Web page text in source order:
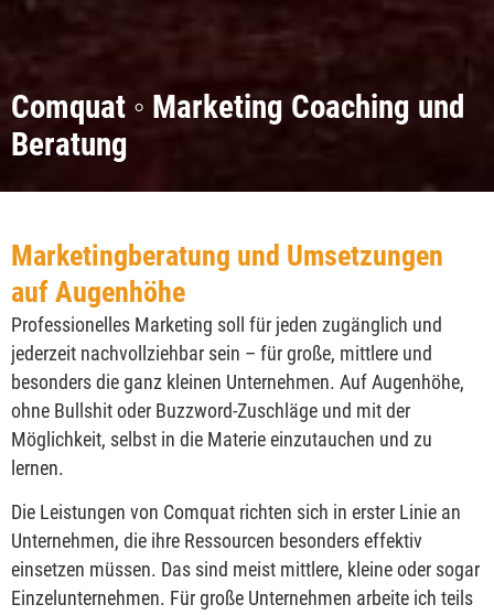
Comquat ◦ Marketing Coaching und
Beratung
Marketingberatung und Umsetzungen
auf Augenhöhe
Professionelles Marketing soll für jeden zugänglich und
jederzeit nachvollziehbar sein – für große, mittlere und
besonders die ganz kleinen Unternehmen. Auf Augenhöhe,
ohne Bullshit oder Buzzword-Zuschläge und mit der
Möglichkeit, selbst in die Materie einzutauchen und zu
lernen.
Die Leistungen von Comquat richten sich in erster Linie an
Unternehmen, die ihre Ressourcen besonders effektiv
einsetzen müssen. Das sind meist mittlere, kleine oder sogar
Einzelunternehmen. Für große Unternehmen arbeite ich teils